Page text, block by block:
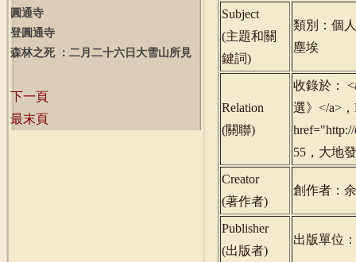
圓通寺
登圓通寺
森林之死 ：二月二十六日大雪山所見
下一頁
最末頁
Subject
(主題和關
鍵詞)
類別：個
塵埃
Relation
(關聯)
收錄於：
選》</a>
55，大地
Creator
(著作者)
創作者：
Publisher
(出版者)
出版單位